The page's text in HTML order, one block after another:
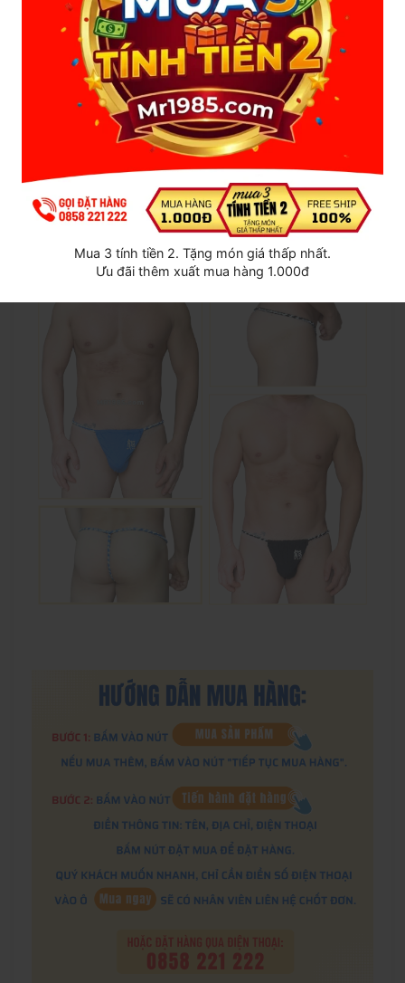
Tên sản phẩm:
Khố Nhật Fundoshi (Lọt khe nam
dây bện).
Kiểu dáng:Sexy, táo bạo, thiết kế lọt khe hở mông.
Màu sắc:Xanh dương năng động, Đen huyền bí (và
các màu phối dây cá tính).
Co giãn linh hoạt, phù hợp cho mọi vóc
dáng từ
Ứng dụng:
Thích hợp cho các buổi chụp hình nghệ
thuật, biểu diễn, hoặc làm mới đời sống lứa đôi.
Mua 3 tính tiền 2. Tặng món giá thấp nhất.
Ưu đãi thêm xuất mua hàng 1.000đ